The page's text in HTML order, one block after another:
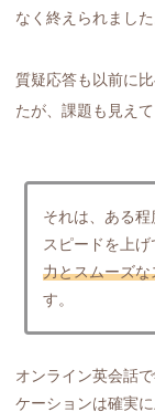
なく終えられました
質疑応答も以前に
たが、課題も見えて
それは、ある
スピードを上
力とスムーズ
す。
オンライン英会話
ケーションは確実